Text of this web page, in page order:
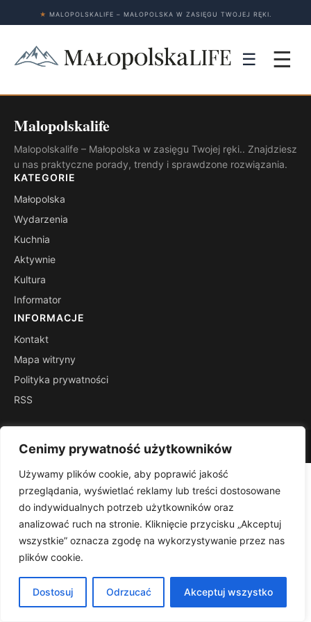
Cenimy prywatność użytkowników
Używamy plików cookie, aby poprawić jakość
przeglądania, wyświetlać reklamy lub treści dostosowane
do indywidualnych potrzeb użytkowników oraz
analizować ruch na stronie. Kliknięcie przycisku „Akceptuj
wszystkie” oznacza zgodę na wykorzystywanie przez nas
plików cookie.
Dostosuj Odrzucać Akceptuj wszystko
★ MALOPOLSKALIFE – MAŁOPOLSKA W ZASIĘGU TWOJEJ RĘKI.
☰ ☰
Malopolskalife
Malopolskalife – Małopolska w zasięgu Twojej ręki.. Znajdziesz
u nas praktyczne porady, trendy i sprawdzone rozwiązania.
KATEGORIE
Małopolska
Wydarzenia
Kuchnia
Aktywnie
Kultura
Informator
INFORMACJE
Kontakt
Mapa witryny
Polityka prywatności
RSS
© 2026 Malopolskalife. Wszelkie prawa zastrzeżone.